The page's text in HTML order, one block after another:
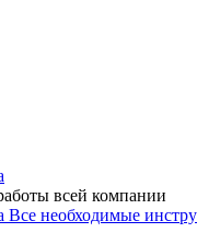
всей компании
Все необходимые